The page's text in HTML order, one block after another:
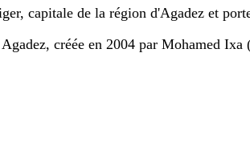
capitale de la région d'Agadez et
créée en 2004 par Mohamed